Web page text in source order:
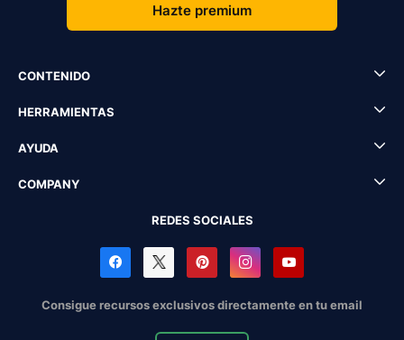
Hazte premium
CONTENIDO
HERRAMIENTAS
AYUDA
COMPANY
REDES SOCIALES
Consigue recursos exclusivos directamente en tu email